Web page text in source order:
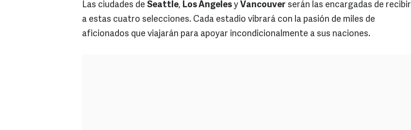
Las ciudades de Seattle, Los Ángeles y Vancouver serán las encargadas de recibir
a estas cuatro selecciones. Cada estadio vibrará con la pasión de miles de
aficionados que viajarán para apoyar incondicionalmente a sus naciones.